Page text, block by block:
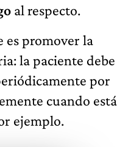
al respecto.
promover la
la paciente debe
por
cuando está
ejemplo.